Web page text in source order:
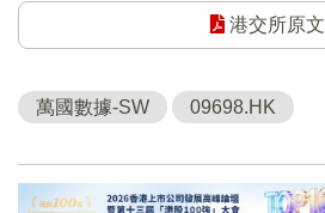
港交所原文
萬國數據-SW 09698.HK